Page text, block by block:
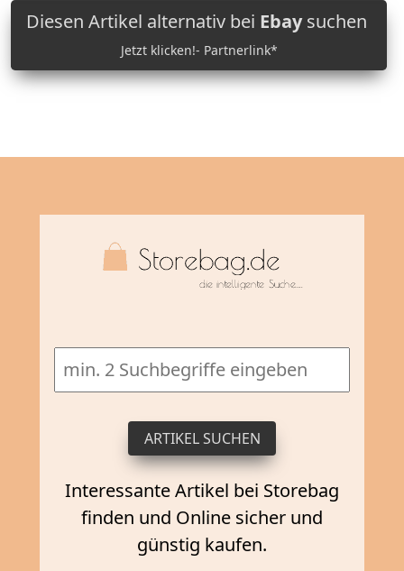
Diesen Artikel alternativ bei Ebaysuchen
Jetzt klicken!- Partnerlink*
Interessante Artikel bei Storebag
finden und Online sicher und
günstig kaufen.